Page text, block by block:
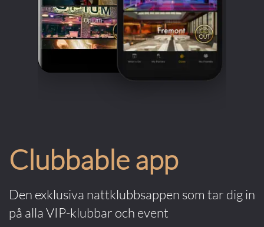
Clubbable app
Den exklusiva nattklubbsappen som tar dig in
på alla VIP-klubbar och event